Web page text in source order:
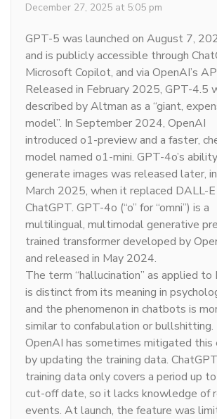
December 27, 2025 at 5:05 pm
GPT-5 was launched on August 7,
and is publicly accessible through
Microsoft Copilot, and via OpenAI’s
Released in February 2025, GPT-4.5
described by Altman as a “giant,
model”. In September 2024, OpenAI
introduced o1-preview and a faster,
model named o1-mini. GPT-4o’s
generate images was released later, in
March 2025, when it replaced DALL-
ChatGPT. GPT-4o (“o” for “omni”) is a
multilingual, multimodal generative
trained transformer developed by
and released in May 2024.
The term “hallucination” as applied to
is distinct from its meaning in
and the phenomenon in chatbots is
similar to confabulation or bullshitting.
OpenAI has sometimes mitigated
by updating the training data.
training data only covers a period up
cut-off date, so it lacks knowledge of
events. At launch, the feature was